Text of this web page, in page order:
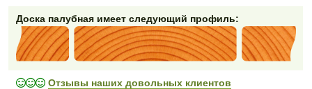
Доска палубная имеет следующий профиль:
Отзывы наших довольных клиентов